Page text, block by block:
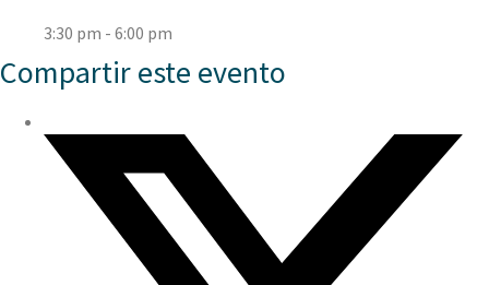
3:30 pm - 6:00 pm
Compartir este evento